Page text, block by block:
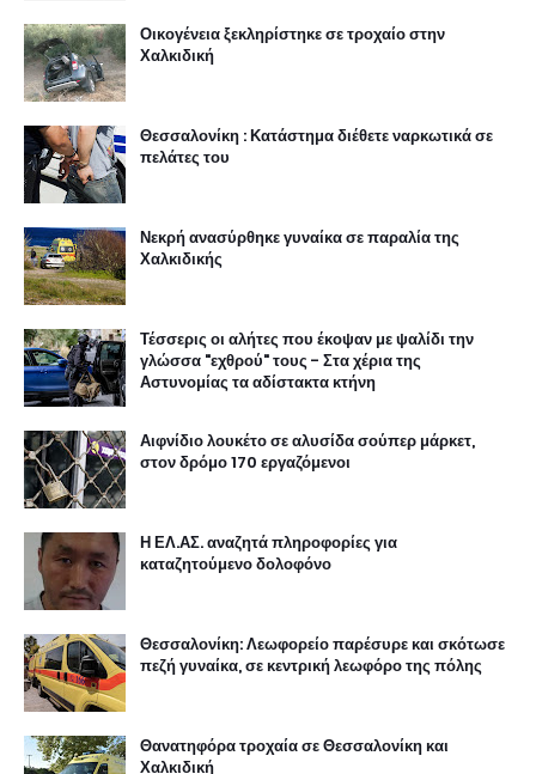
Οικογένεια ξεκληρίστηκε σε τροχαίο στην
Χαλκιδική
Θεσσαλονίκη : Κατάστημα διέθετε ναρκωτικά σε
πελάτες του
Νεκρή ανασύρθηκε γυναίκα σε παραλία της
Χαλκιδικής
Τέσσερις οι αλήτες που έκοψαν με ψαλίδι την
γλώσσα "εχθρού" τους - Στα χέρια της
Αστυνομίας τα αδίστακτα κτήνη
Αιφνίδιο λουκέτο σε αλυσίδα σούπερ μάρκετ,
στον δρόμο 170 εργαζόμενοι
Η ΕΛ.ΑΣ. αναζητά πληροφορίες για
καταζητούμενο δολοφόνο
Θεσσαλονίκη: Λεωφορείο παρέσυρε και σκότωσε
πεζή γυναίκα, σε κεντρική λεωφόρο της πόλης
Θανατηφόρα τροχαία σε Θεσσαλονίκη και
Χαλκιδική